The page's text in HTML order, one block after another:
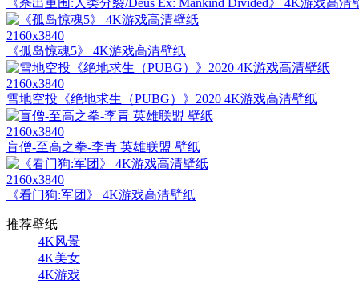
《杀出重围:人类分裂/Deus Ex: Mankind Divided》 4K游戏高清
2160x3840
《孤岛惊魂5》 4K游戏高清壁纸
2160x3840
雪地空投《绝地求生（PUBG）》2020 4K游戏高清壁纸
2160x3840
盲僧-至高之拳-李青 英雄联盟 壁纸
2160x3840
《看门狗:军团》 4K游戏高清壁纸
推荐壁纸
4K风景
4K美女
4K游戏